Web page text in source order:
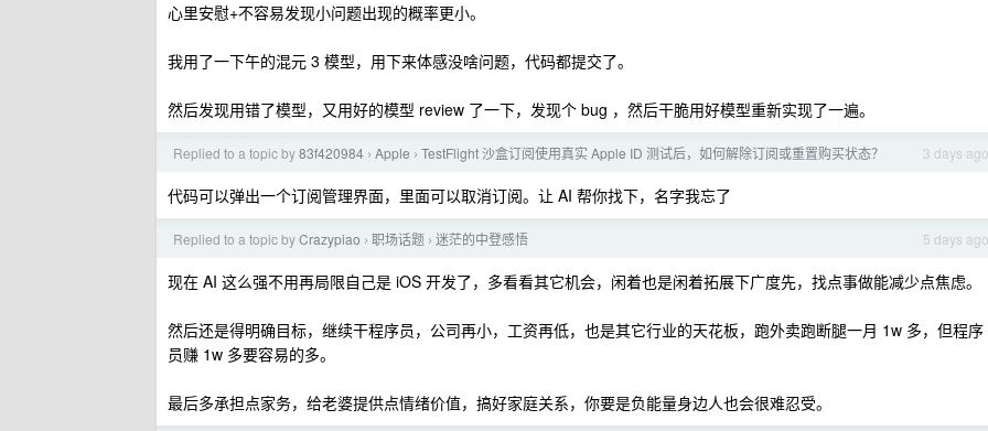
心里安慰+不容易发现小问题出现的概率更小。
我用了一下午的混元 3 模型，用下来体感没啥问题，代码都提交了。
然后发现用错了模型，又用好的模型 review 了一下，发现个 bug ，然后干脆用好模型重新实现了一遍。
3 days ago
Replied to a topic by83f420984 › Apple › TestFlight 沙盒订阅使用真实 Apple ID 测试后，如何解除订阅或重置购买状态？
代码可以弹出一个订阅管理界面，里面可以取消订阅。让 AI 帮你找下，名字我忘了
5 days ago
Replied to a topic byCrazypiao › 职场话题 › 迷茫的中登感悟
现在 AI 这么强不用再局限自己是 iOS 开发了，多看看其它机会，闲着也是闲着拓展下广度先，找点事做能减少点焦虑。
然后还是得明确目标，继续干程序员，公司再小，工资再低，也是其它行业的天花板，跑外卖跑断腿一月 1w 多，但程序
员赚 1w 多要容易的多。
最后多承担点家务，给老婆提供点情绪价值，搞好家庭关系，你要是负能量身边人也会很难忍受。